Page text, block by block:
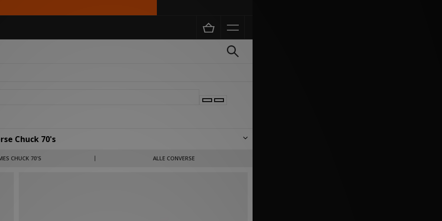
Chuck 70's
CHUCK 70'S ALLE CONVERSE
keuze voor basketbalspelers en ontleende zijn naam aan sporticoon Charles Taylor
gezicht lijkt de Chuck Taylor 70 misschien identiek aan de originele All Star. Deze